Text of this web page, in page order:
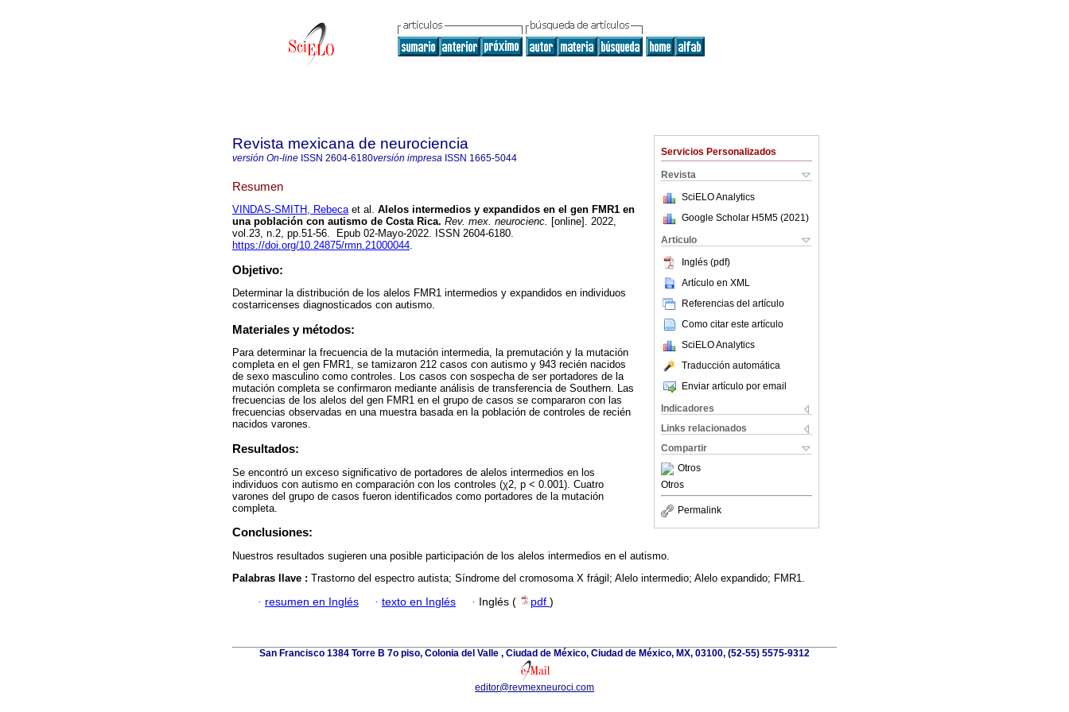
Servicios Personalizados
Revista
SciELO Analytics
Google Scholar H5M5 (2021 )
Articulo
Inglés (pdf)
Artículo en XML
Referencias del artículo
Como citar este artículo
SciELO Analytics
Traducción automática
Enviar artículo por email
Indicadores
Links relacionados
Compartir
Otros
Otros
Permalink
Revista mexicana de neurociencia
versión On-line ISSN 2604-6180versión impresa ISSN 1665-5044
Resumen
VINDAS-SMITH, Rebecaet al. Alelos intermedios y expandidos en el gen FMR1 en
una población con autismo de Costa Rica. Rev. mex. neurocienc. [online]. 2022,
vol.23, n.2, pp.51-56. Epub 02-Mayo-2022. ISSN 2604-6180.
https://doi.org/10.24875/rmn.21000044.
Objetivo:
Determinar la distribución de los alelos FMR1 intermedios y expandidos en individuos
costarricenses diagnosticados con autismo.
Materiales y métodos:
Para determinar la frecuencia de la mutación intermedia, la premutación y la mutación
completa en el gen FMR1, se tamizaron 212 casos con autismo y 943 recién nacidos
de sexo masculino como controles. Los casos con sospecha de ser portadores de la
mutación completa se confirmaron mediante análisis de transferencia de Southern. Las
frecuencias de los alelos del gen FMR1 en el grupo de casos se compararon con las
frecuencias observadas en una muestra basada en la población de controles de recién
nacidos varones.
Resultados:
Se encontró un exceso significativo de portadores de alelos intermedios en los
individuos con autismo en comparación con los controles (χ2, p < 0.001). Cuatro
varones del grupo de casos fueron identificados como portadores de la mutación
completa.
Conclusiones:
Nuestros resultados sugieren una posible participación de los alelos intermedios en el autismo.
Palabras llave : Trastorno del espectro autista; Síndrome del cromosoma X frágil; Alelo intermedio; Alelo expandido; FMR1.
· resumen en Inglés · texto en Inglés · Inglés ( pdf )
San Francisco 1384 Torre B 7o piso, Colonia del Valle , Ciudad de México, Ciudad de México, MX, 03100, (52-55) 5575-9312
editor@revmexneuroci.com